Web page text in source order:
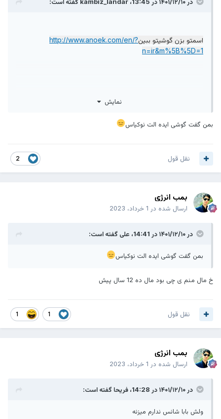
در ۱۴۰۱/۱۲/۱۰ در 13:45، kambiz_landarگفته است:
اسمتو بزن گوشیتو ببینhttp://www.anoek.com/en/?
n=ir&m%5B%5D=1
نمایش
بمن گفت گوشی ایده الت نوکیاس
2 نقل قول
بمب انرژی
ارسال شده در
در ۱۴۰۱/۱۲/۱۰ در 14:41، علیگفته است:
بمن گفت گوشی ایده الت نوکیاس
خ مال منم ی چی بود مال ده 12 سال پیش
نقل قول
بمب انرژی
ارسال شده در
در ۱۴۰۱/۱۲/۱۰ در 14:28، فریحاگفته است:
ولش بابا شانس ندارم میزنه